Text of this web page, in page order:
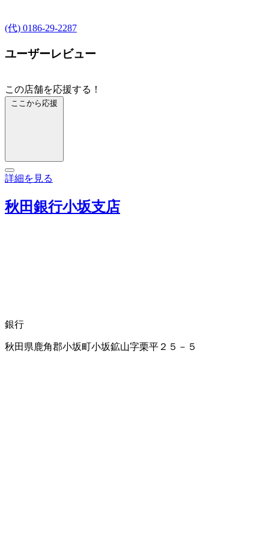
(代) 0186-29-2287
ユーザーレビュー
この店舗を応援する！
ここから応援
詳細を見る
秋田銀行小坂支店
銀行
秋田県鹿角郡小坂町小坂鉱山字栗平２５－５